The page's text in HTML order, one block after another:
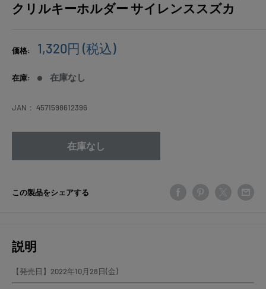
クリルキーホルダー サイレンススズカ
価格:
販
価
1,320円 (税込)
在庫: 在庫なし
JAN： 4571598612396
在庫なし
この製品をシェアする
説明
【発売日】2022年10月28日(金)